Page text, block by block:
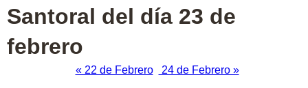
Santos
por tipo
Advocaciones
Santoral del día 23 de
febrero
« 22 de Febrero 24 de Febrero »